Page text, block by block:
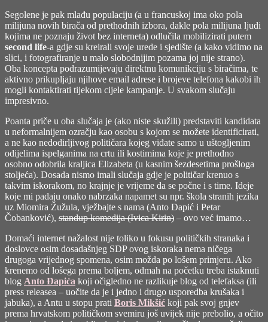
Segolene je pak mlađu populaciju (a u francuskoj ima oko pola
milijuna novih birača od prethodnih izbora, dakle pola milijuna ljudi
kojima ne poznaju život bez interneta) odlučila mobilizirati putem
second life-a gdje su kreirali svoje urede i sjedište (a kako vidimo na
slici, i fotografiranje u malo slobodnijim pozama joj nije strano).
Oba koncepta podrazumijevaju direktnu komunikciju s biračima, te
aktivno prikupljaju njihove email adrese i brojeve telefona kakobi ih
mogli kontaktirati tijekom cijele kampanje. U svakom slučaju
impresivno.
Poanta priče u oba slučaja je (ako niste skužili) predstaviti kandidata
u neformalnijem ozračju kao osobu s kojom se možete identificirati,
a ne kao nedodirljivog političara kojeg viđate samo u uštogljenim
odijelima ispelganima na crtu ili kostimima koje je prethodno
osobno odobrila kraljica Elizabeta (u kasnim šezdesetima prošloga
stoljeća). Dosada nismo imali slučaja gdje je političar krenuo s
takvim iskorakom, no krajnje je vrijeme da se počne i s time. Ideje
koje mi padaju onako nabrzaka napamet su npr. škola stranih jezika
uz Miomira Žužula, vježbajte s nama (Anto Đapić i Petar
Čobanković), standup komedija (Ivica Kirin) – ovo već imamo…
Domaći internet nažalost nije toliko u fokusu političkih stranaka i
doslovce osim dosadašnjeg SDP ovog iskoraka nema ničega
drugoga vrijednog spomena, osim možda po lošem primjeru. Ako
krenemo od lošega prema boljem, odmah na početku treba istaknuti
blog Anto Đapića koji očigledno ne razlikuje blog od telefaksa (ili
press releasea – uočite da je i jedno i drugo usporedba krušaka i
jabuka), a Antu u stopu prati Boris Mikšić koji pak svoj gnjev
prema hrvatskom političkom svemiru još uvijek nije prebolio, a očito